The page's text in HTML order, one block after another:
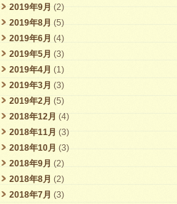
2019年9月 (2)
2019年8月 (5)
2019年6月 (4)
2019年5月 (3)
2019年4月 (1)
2019年3月 (3)
2019年2月 (5)
2018年12月 (4)
2018年11月 (3)
2018年10月 (3)
2018年9月 (2)
2018年8月 (2)
2018年7月 (3)